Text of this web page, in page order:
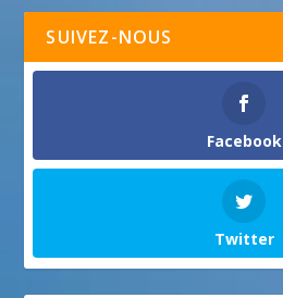
SUIVEZ-NOUS
Facebook
Twitter